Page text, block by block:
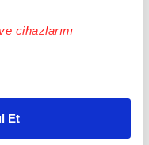
cihazlarını
sizlere özel
Bunu yaparken
Et